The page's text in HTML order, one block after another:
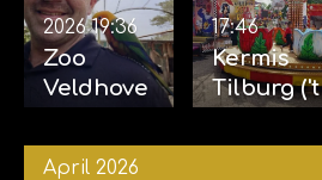
Zoo
Veldhove
2026
2026 19:36
Kermis
Tilburg ('t
05-2026
17:46
April 2026